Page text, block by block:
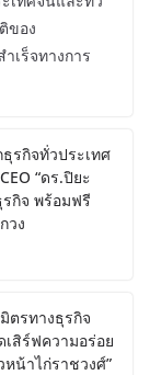
ของ
เร็จทางการ
รกิจทั่วประเทศ
“ดร.ปิยะ
กิจ พร้อมฟรี
วง
ตรทางธุรกิจ
สิร์ฟความอร่อย
น้าไก่ราชวงศ์”